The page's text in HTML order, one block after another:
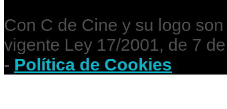
Con C de Cine y su logo
vigente Ley 17/2001, de 7
- Política de Cookies